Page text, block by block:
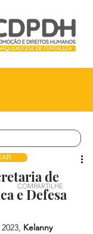
de
e Defesa
Kelanny
COMPARTILHE